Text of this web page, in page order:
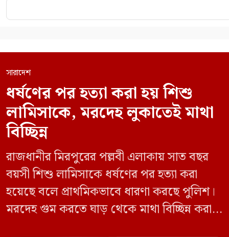
সারাদেশ
ধর্ষণের পর হত্যা করা হয় শিশু
লামিসাকে, মরদেহ লুকাতেই মাথা
বিচ্ছিন্ন
রাজধানীর মিরপুরের পল্লবী এলাকায় সাত বছর
বয়সী শিশু লামিসাকে ধর্ষণের পর হত্যা করা
হয়েছে বলে প্রাথমিকভাবে ধারণা করছে পুলিশ।
মরদেহ গুম করতে ঘাড় থেকে মাথা বিচ্ছিন্ন করা